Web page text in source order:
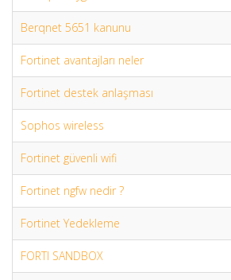
Berqnet 5651 kanunu
Fortinet avantajları neler
Fortinet destek anlaşması
Sophos wireless
Fortinet güvenli wifi
Fortinet ngfw nedir ?
Fortinet Yedekleme
FORTI SANDBOX